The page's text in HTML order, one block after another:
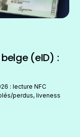
(eID) :
: lecture NFC
perdus, liveness